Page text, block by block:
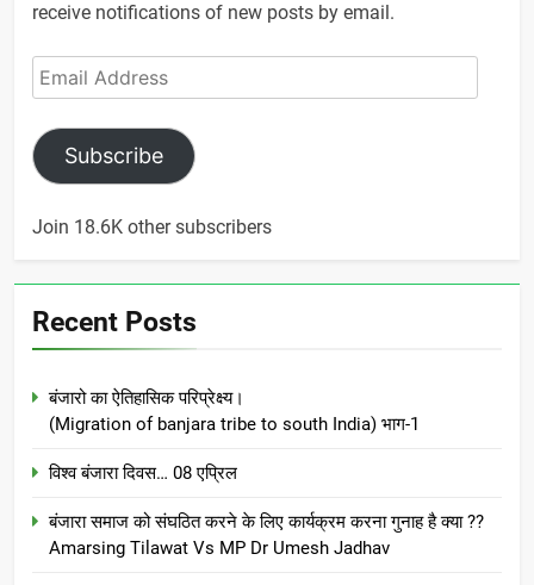
receive notifications of new posts by email.
Email
Address
Subscribe
Join 18.6K other subscribers
Recent Posts
बंजारो का ऐतिहासिक परिप्रेक्ष्य।
(Migration of banjara tribe to south India) भाग-1
विश्व बंजारा दिवस… 08 एप्रिल
बंजारा समाज को संघठित करने के लिए कार्यक्रम करना गुनाह है क्या ??
Amarsing Tilawat Vs MP Dr Umesh Jadhav